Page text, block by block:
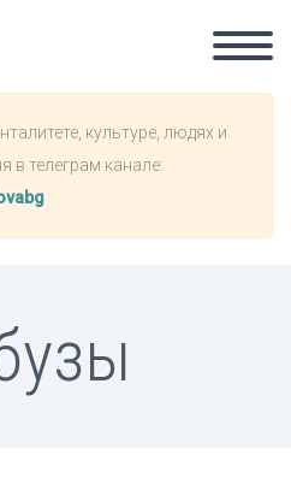
культуре, людях и
в телеграм канале: